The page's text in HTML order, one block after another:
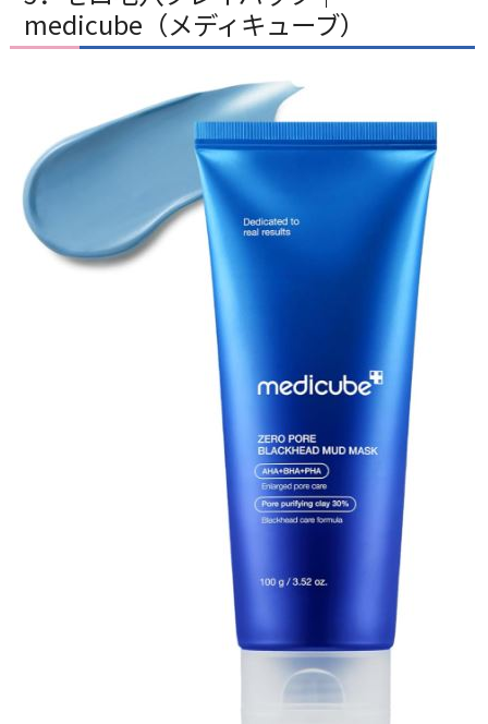
medicube（メディキューブ）